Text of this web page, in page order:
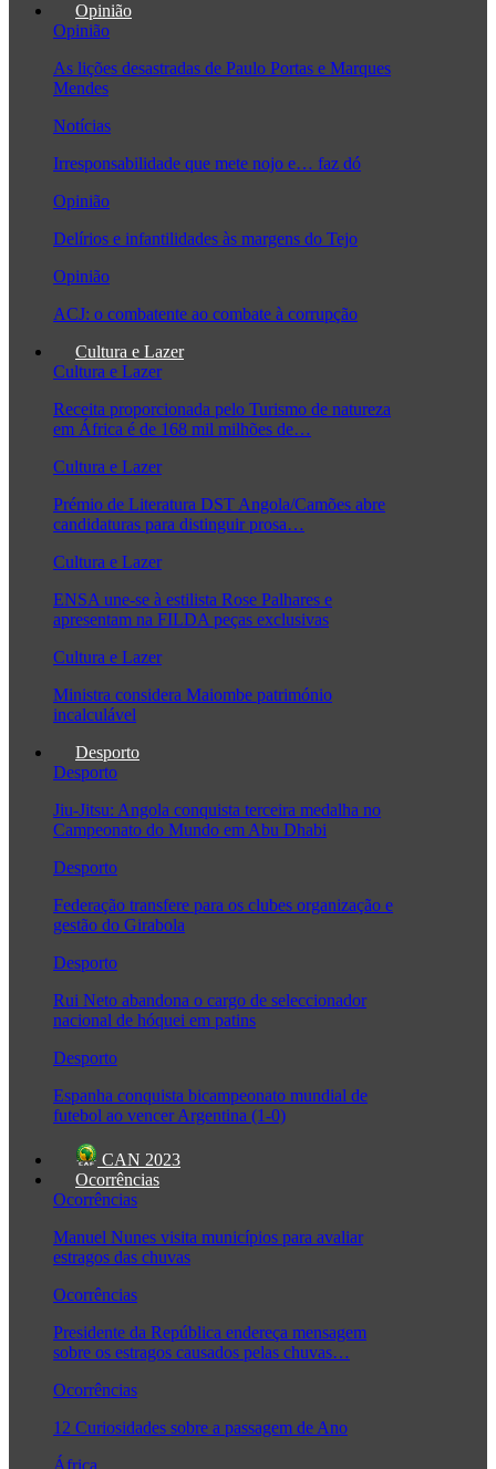
Opinião
Opinião
As lições desastradas de Paulo Portas e Marques
Mendes
Notícias
Irresponsabilidade que mete nojo e… faz dó
Opinião
Delírios e infantilidades às margens do Tejo
Opinião
ACJ: o combatente ao combate à corrupção
Cultura e Lazer
Cultura e Lazer
Receita proporcionada pelo Turismo de natureza
em África é de 168 mil milhões de…
Cultura e Lazer
Prémio de Literatura DST Angola/Camões abre
candidaturas para distinguir prosa…
Cultura e Lazer
ENSA une-se à estilista Rose Palhares e
apresentam na FILDA peças exclusivas
Cultura e Lazer
Ministra considera Maiombe património
incalculável
Desporto
Desporto
Jiu-Jitsu: Angola conquista terceira medalha no
Campeonato do Mundo em Abu Dhabi
Desporto
Federação transfere para os clubes organização e
gestão do Girabola
Desporto
Rui Neto abandona o cargo de seleccionador
nacional de hóquei em patins
Desporto
Espanha conquista bicampeonato mundial de
futebol ao vencer Argentina (1-0)
CAN 2023
Ocorrências
Ocorrências
Manuel Nunes visita municípios para avaliar
estragos das chuvas
Ocorrências
Presidente da República endereça mensagem
sobre os estragos causados pelas chuvas…
Ocorrências
12 Curiosidades sobre a passagem de Ano
África